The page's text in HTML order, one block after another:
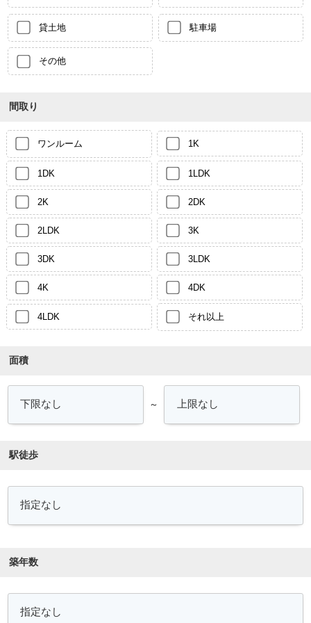
貸土地 駐車場
その他
間取り
ワンルーム 1K
1DK 1LDK
2K 2DK
2LDK 3K
3DK 3LDK
4K 4DK
4LDK それ以上
面積
～
駅徒歩
築年数